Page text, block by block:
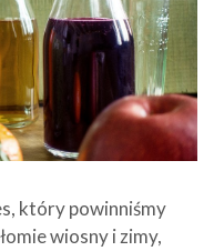
który powinniśmy
wiosny i zimy,